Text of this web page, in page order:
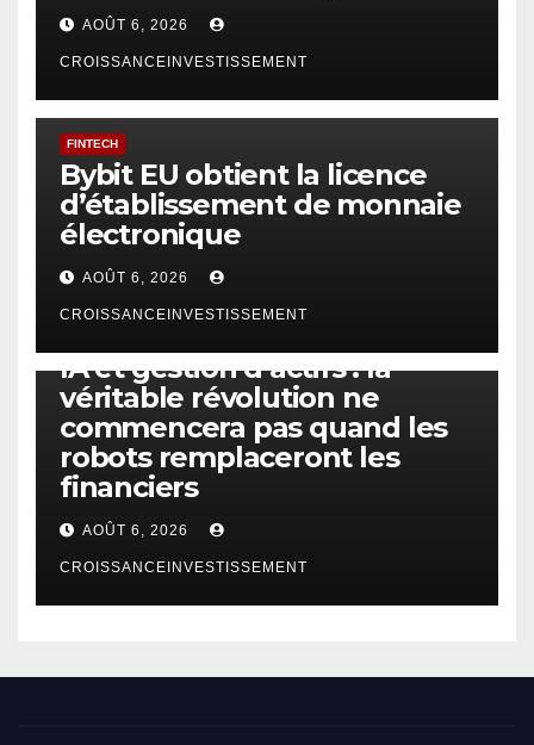
AOÛT 6, 2026
CROISSANCEINVESTISSEMENT
FINTECH
Bybit EU obtient la licence
d’établissement de monnaie
électronique
AOÛT 6, 2026
CROISSANCEINVESTISSEMENT
IA et gestion d’actifs : la
véritable révolution ne
commencera pas quand les
robots remplaceront les
financiers
AOÛT 6, 2026
CROISSANCEINVESTISSEMENT